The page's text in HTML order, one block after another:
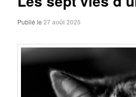
Publié le27 août 2025